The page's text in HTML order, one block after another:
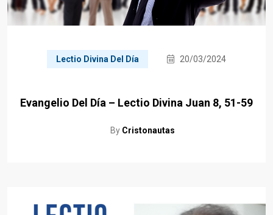
Lectio Divina Del Día 20/03/2024
Evangelio Del Día – Lectio Divina Juan 8, 51-59
By Cristonautas